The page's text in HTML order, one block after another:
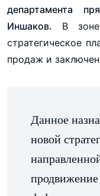
департамента
Иншаков. В зоне
стратегическое
продаж и
Данное
новой